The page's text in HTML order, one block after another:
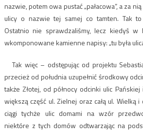
nazwie, potem owa pustać „pałacowa”, a za
ulicy o nazwie tej samej co tamten. Tak to
Ostatnio nie sprawdzaliśmy, lecz kiedyś w
wkomponowane kamienne napisy: „tu była
Tak więc – odstępując od projektu
przecież od południa uzupełnić środkowy
także Złotej, od północy odcinki ulic
większą część ul. Zielnej oraz całą ul. Wielką
ciągi tychże ulic domami na wzór
niektóre z tych domów odtwarzając na